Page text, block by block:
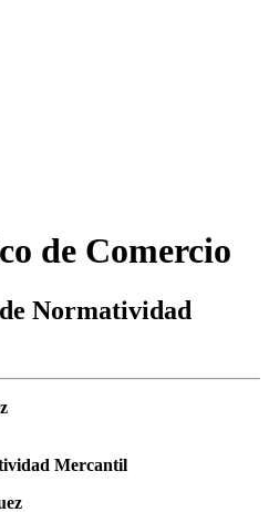
de Comercio
Normatividad
Mercantil